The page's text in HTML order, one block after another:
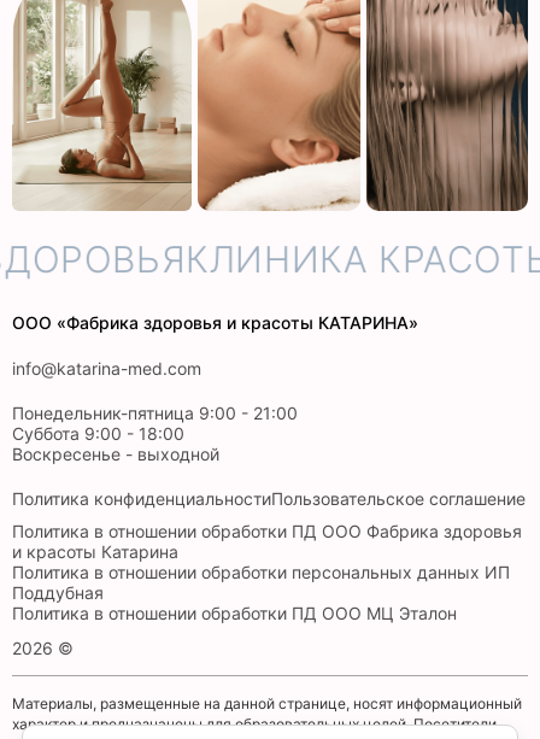
КЛИНИКА
ООО «Фабрика здоровья и красоты КАТАРИНА»
info@katarina-med.com
Понедельник-пятница 9:00 - 21:00
Суббота 9:00 - 18:00
Воскресенье - выходной
Политика конфиденциальностиПользовательское соглашение
Политика в отношении обработки ПД ООО Фабрика здоровья
и красоты Катарина
Политика в отношении обработки персональных данных ИП
Поддубная
Политика в отношении обработки ПД ООО МЦ Эталон
2026 ©
Материалы, размещенные на данной странице, носят информационный
характер и предназначены для образовательных целей. Посетители